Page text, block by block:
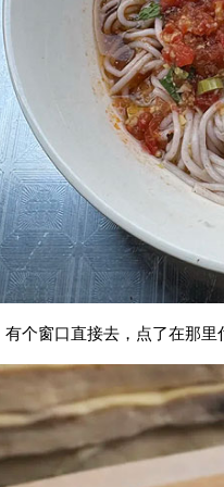
有个窗口直接去，点了在那里